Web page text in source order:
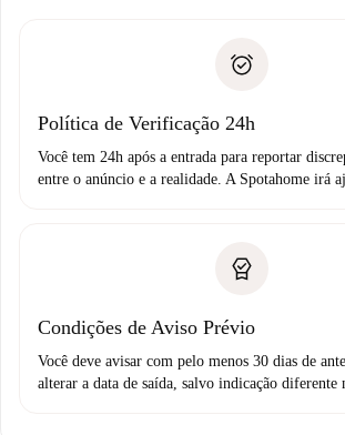
Débito direto bancário
não comunicar nenhum problema.
Política de Verificação 24h
Você tem 24h após a entrada para reportar
entre o anúncio e a realidade. A Spotahome irá
Condições de Aviso Prévio
Você deve avisar com pelo menos 30 dias de
alterar a data de saída, salvo indicação diferente